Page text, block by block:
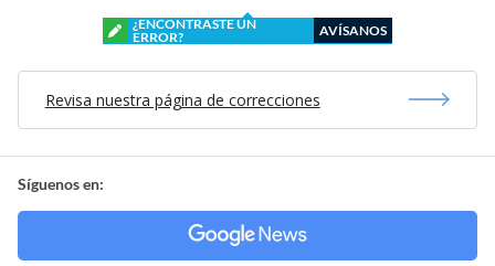
¿ENCONTRASTE UN
ERROR?
AVÍSANOS
Revisa nuestra página de correcciones
Síguenos en: